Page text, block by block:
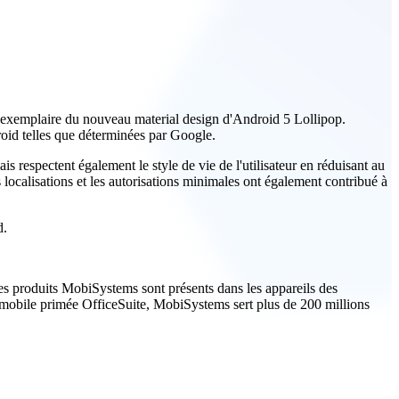
du nouveau material design d'Android 5 Lollipop.
telles que déterminées par Google.
respectent également le style de vie de l'utilisateur en réduisant au
et les autorisations minimales ont également contribué à
MobiSystems sont présents dans les appareils des
primée OfficeSuite, MobiSystems sert plus de 200 millions